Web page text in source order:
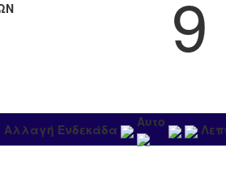
9
Αλλαγή Ενδεκάδα Αυτο